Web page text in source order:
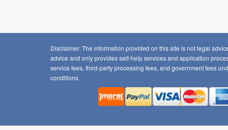
Disclaimer: The information provided on this site is not legal
advice and only provides self-help services and application
service fees, third-party processing fees, and government fees
conditions.